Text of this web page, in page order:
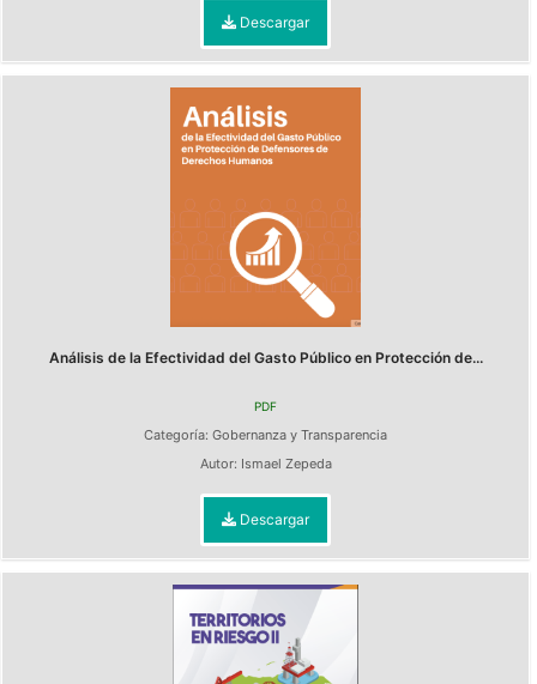
Descargar
Análisis de la Efectividad del Gasto Público en Protección de...
PDF
Categoría: Gobernanza y Transparencia
Autor: Ismael Zepeda
Descargar